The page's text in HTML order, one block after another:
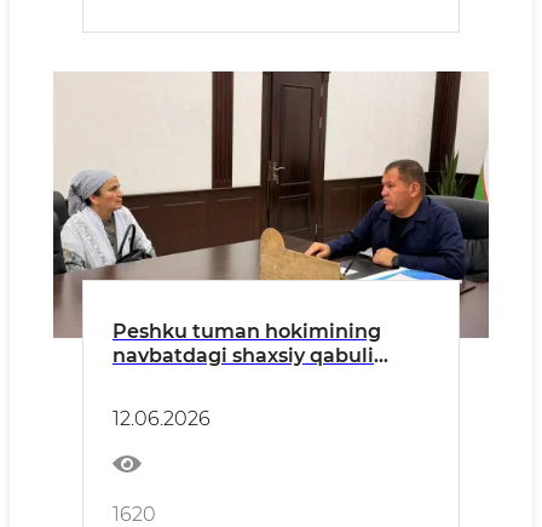
Peshku tuman hokimining
navbatdagi shaxsiy qabuli
12.06.2026
1620